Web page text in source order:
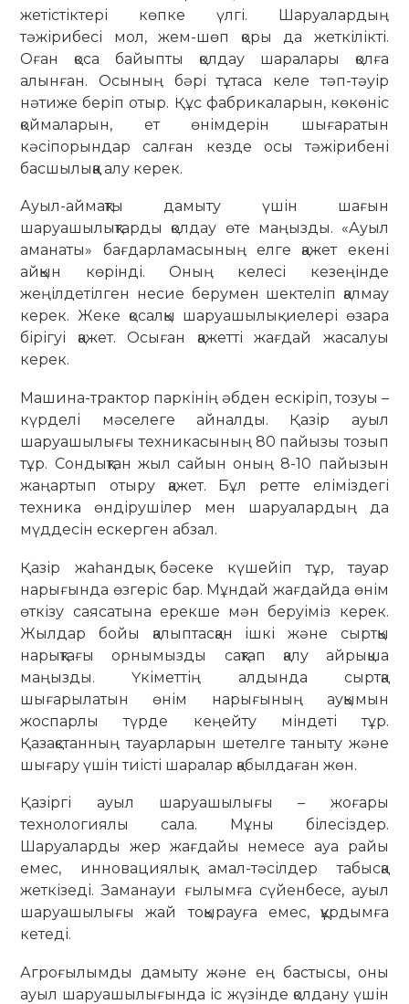
жетістіктері көпке үлгі. Шаруалардың
тәжірибесі мол, жем-шөп қоры да жеткілікті.
Оған қоса байыпты қолдау шаралары қолға
алынған. Осының бәрі тұтаса келе тәп-тәуір
нәтиже беріп отыр. Құс фабрикаларын, көкөніс
қоймаларын, ет өнімдерін шығаратын
кәсіпорындар салған кезде осы тәжірибені
басшылыққа алу керек.
Ауыл-аймақты дамыту үшін шағын
шаруашылықтарды қолдау өте маңызды. «Ауыл
аманаты» бағдарламасының елге қажет екені
айқын көрінді. Оның келесі кезеңінде
жеңілдетілген несие берумен шектеліп қалмау
керек. Жеке қосалқы шаруашылық иелері өзара
бірігуі қажет. Осыған қажетті жағдай жасалуы
керек.
Машина-трактор паркінің әбден ескіріп, тозуы –
күрделі мәселеге айналды. Қазір ауыл
шаруашылығы техникасының 80 пайызы тозып
тұр. Сондықтан жыл сайын оның 8-10 пайызын
жаңартып отыру қажет. Бұл ретте еліміздегі
техника өндірушілер мен шаруалардың да
мүддесін ескерген абзал.
Қазір жаһандық бәсеке күшейіп тұр, тауар
нарығында өзгеріс бар. Мұндай жағдайда өнім
өткізу саясатына ерекше мән беруіміз керек.
Жылдар бойы қалыптасқан ішкі және сыртқы
нарықтағы орнымызды сақтап қалу айрықша
маңызды. Үкіметтің алдында сыртқа
шығарылатын өнім нарығының ауқымын
жоспарлы түрде кеңейту міндеті тұр.
Қазақстанның тауарларын шетелге таныту және
шығару үшін тиісті шаралар қабылдаған жөн.
Қазіргі ауыл шаруашылығы – жоғары
технологиялы сала. Мұны білесіздер.
Шаруаларды жер жағдайы немесе ауа райы
емес, инновациялық амал-тәсілдер табысқа
жеткізеді. Заманауи ғылымға сүйенбесе, ауыл
шаруашылығы жай тоқырауға емес, құрдымға
кетеді.
Агроғылымды дамыту және ең бастысы, оны
ауыл шаруашылығында іс жүзінде қолдану үшін